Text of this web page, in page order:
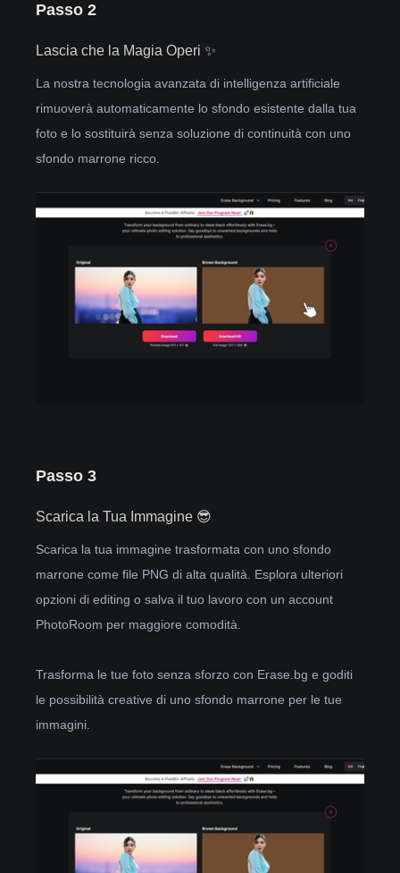
Passo 2
Lascia che la Magia Operi ✨
La nostra tecnologia avanzata di intelligenza artificiale
rimuoverà automaticamente lo sfondo esistente dalla tua
foto e lo sostituirà senza soluzione di continuità con uno
sfondo marrone ricco.
Passo 3
Scarica la Tua Immagine 😎
Scarica la tua immagine trasformata con uno sfondo
marrone come file PNG di alta qualità. Esplora ulteriori
opzioni di editing o salva il tuo lavoro con un account
PhotoRoom per maggiore comodità.
Trasforma le tue foto senza sforzo con Erase.bg e goditi
le possibilità creative di uno sfondo marrone per le tue
immagini.